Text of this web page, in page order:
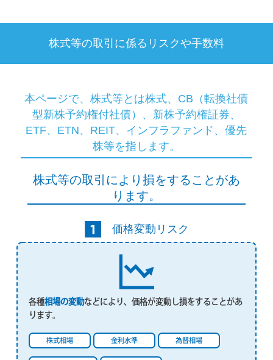
株式等の取引に係るリスクや手数料
本ページで、株式等とは株式、CB（転換社債
型新株予約権付社債）、 新株予約権証券、
ETF、ETN、REIT、インフラファンド、優先
株等を指します。
株式等の取引により損をすることがあ
ります。
価格変動リスク
各種相場の変動などにより、価格が変動し損をすることがあ
ります。
株式相場 金利水準 為替相場